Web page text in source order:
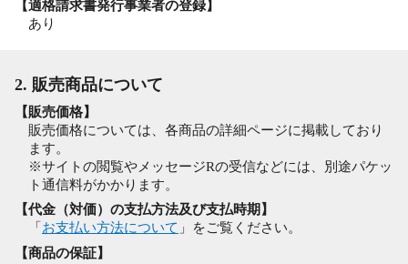
【適格請求書発行事業者の登録】
あり
2. 販売商品について
【販売価格】
販売価格については、各商品の詳細ページに掲載しており
ます。
※サイトの閲覧やメッセージRの受信などには、別途パケッ
ト通信料がかかります。
【代金（対価）の支払方法及び支払時期】
「 お支払い方法について 」をご覧ください。
【商品の保証】